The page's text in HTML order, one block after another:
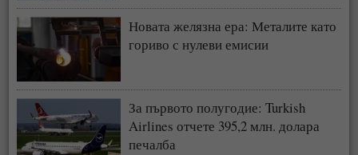
Новата желязна ера: Металите като
гориво с нулеви емисии
За първото полугодие: Turkish
Airlines отчете 395,2 млн. долара
печалба